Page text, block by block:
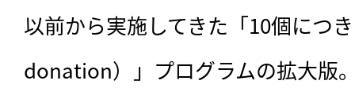
以前から実施してきた「10個につ
donation）」プログラムの拡大版